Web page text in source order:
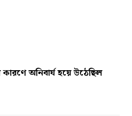
অনিবার্য হয়ে উঠেছিল